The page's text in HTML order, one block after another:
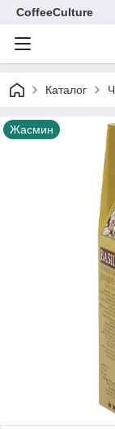
CoffeeCulture
Каталог
Жасмин